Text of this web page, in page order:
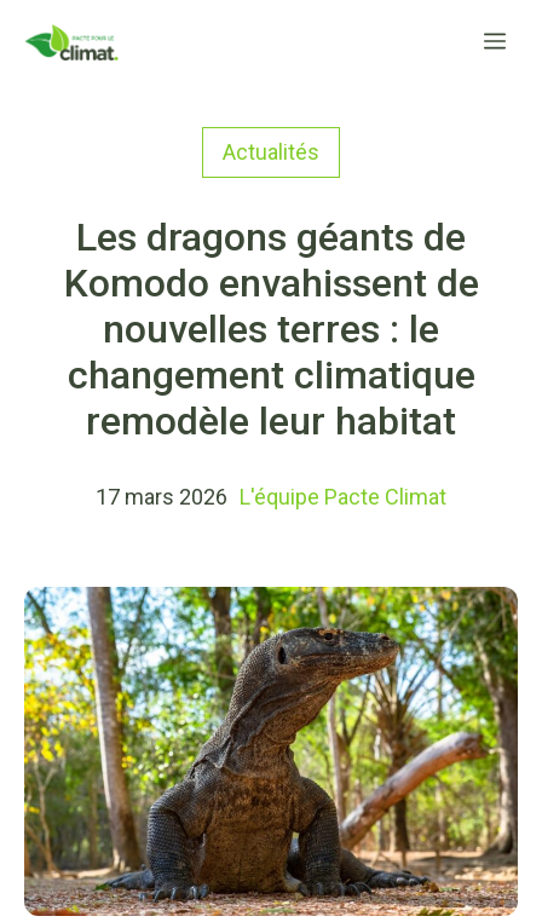
Actualités
Les dragons géants de
Komodo envahissent de
nouvelles terres : le
changement climatique
remodèle leur habitat
17 mars 2026 L'équipe Pacte Climat